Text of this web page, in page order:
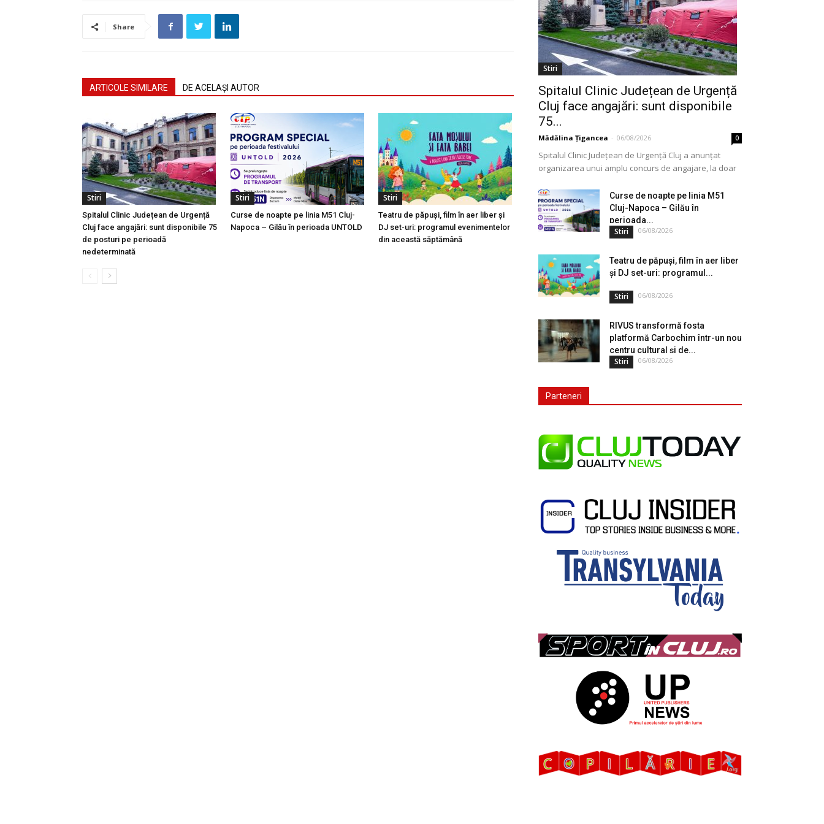
Share
ARTICOLE SIMILARE DE ACELAȘI AUTOR
Stiri
Spitalul Clinic Județean de Urgență
Cluj face angajări: sunt disponibile 75
de posturi pe perioadă
nedeterminată
Stiri
Curse de noapte pe linia M51 Cluj-
Napoca – Gilău în perioada UNTOLD
Stiri
Teatru de păpuși, film în aer liber și
DJ set-uri: programul evenimentelor
din această săptămână
Stiri
Spitalul Clinic Județean de Urgență
Cluj face angajări: sunt disponibile
75...
Mădălina Țigancea - 06/08/2026 0
Spitalul Clinic Județean de Urgență Cluj a anunțat
organizarea unui amplu concurs de angajare, la doar
Curse de noapte pe linia M51
Cluj-Napoca – Gilău în
perioada...
Stiri 06/08/2026
Teatru de păpuși, film în aer liber
și DJ set-uri: programul...
Stiri 06/08/2026
RIVUS transformă fosta
platformă Carbochim într-un nou
centru cultural și de...
Stiri 06/08/2026
Parteneri